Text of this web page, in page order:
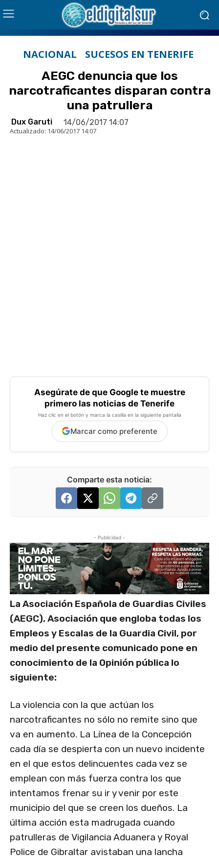
NACIONAL SUCESOS EN TENERIFE
AEGC denuncia que los
narcotraficantes disparan contra
una patrullera
Dux Garuti 14/06/2017 14:07
Actualizado: 14/06/2017 14:07
Asegúrate de que Google te muestre
primero las noticias de Tenerife
Haz clic en el botón y marca la casilla en la siguiente pantalla
Marcar como preferente
Comparte esta noticia:
- Publicidad -
La Asociación Española de Guardias Civiles
(AEGC), Asociación que engloba todas los
Empleos y Escalas de la Guardia Civil, por
medio del presente comunicado pone en
conocimiento de la Opinión pública lo
siguiente:
La violencia con la que actúan los
narcotraficantes no sólo no remite sino que
va en aumento. La Línea de la Concepción
cada día se despierta con un nuevo incidente
en el que estos delincuentes cada vez se
emplean con más fuerza contra los que
intentamos frenar su ir y venir por este
municipio del que se creen los dueños. La
última acción esta madrugada cuando
patrulleras de Vigilancia Aduanera y Royal
Police de Gibraltar avistaban una lancha